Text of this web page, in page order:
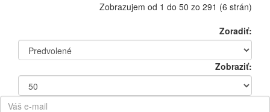
Zobrazujem od 1 do 50 zo 291 (6 strán)
Zoradiť:
Zobraziť: